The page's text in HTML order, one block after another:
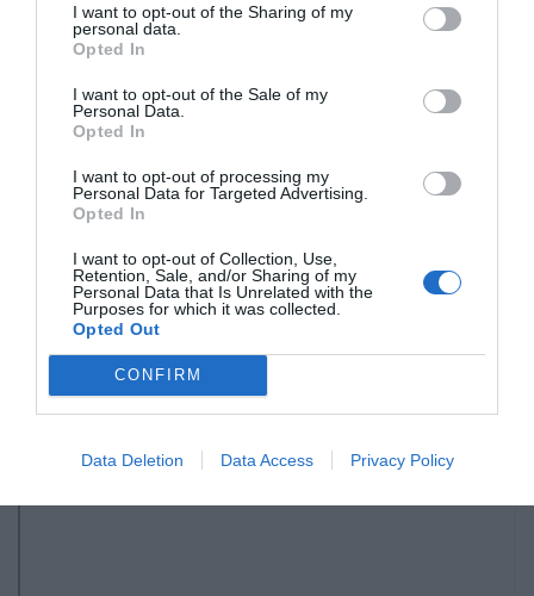
I want to opt-out of the Sharing of my
personal data.
Opted In
I want to opt-out of the Sale of my
Personal Data.
Opted In
I want to opt-out of processing my
Personal Data for Targeted Advertising.
Opted In
I want to opt-out of Collection, Use,
Retention, Sale, and/or Sharing of my
Personal Data that Is Unrelated with the
Purposes for which it was collected.
Opted Out
CONFIRM
Data Deletion Data Access Privacy Policy